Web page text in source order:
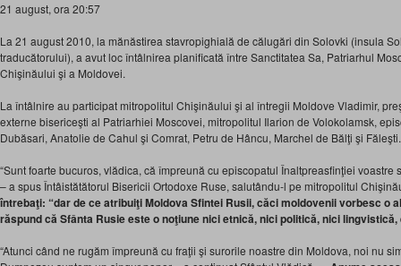
21 august, ora 20:57
La 21 august 2010, la mănăstirea stavropighială de călugări din Solovki (insula
traducătorului), a avut loc întâlnirea planificată între Sanctitatea Sa, Patriarhul
Chişinăului şi a Moldovei.
La întâlnire au participat mitropolitul Chişinăului şi al întregii Moldove Vladimir,
externe bisericeşti al Patriarhiei Moscovei, mitropolitul Ilarion de Volokolamsk,
Dubăsari, Anatolie de Cahul şi Comrat, Petru de Hâncu, Marchel de Bălţi şi Făleşti.
“Sunt foarte bucuros, vlădica, că împreună cu episcopatul Înaltpreasfinţiei voastre
– a spus Întâistătătorul Bisericii Ortodoxe Ruse, salutându-l pe mitropolitul
întrebaţi: “dar de ce atribuiţi Moldova Sfintei Rusii, căci moldovenii vorbesc o
răspund că Sfânta Rusie este o noţiune nici etnică, nici politică, nici
“Atunci când ne rugăm împreună cu fraţii şi surorile noastre din Moldova, noi nu